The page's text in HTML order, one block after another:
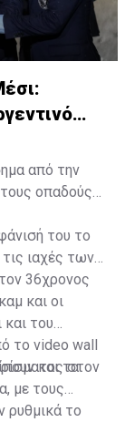
από την
οπαδούς
του το
ιαχές των
36χρονος
και οι
και του
το video wall
στον
και τα
με τους
ρυθμικά το